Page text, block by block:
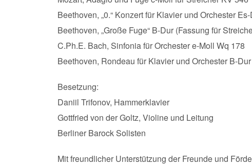
Beethoven, „0.“ Konzert für Klavier und Orchester
Beethoven, „Große Fuge“ B-Dur (Fassung für
C.Ph.E. Bach, Sinfonia für Orchester e-Moll Wq 178
Beethoven, Rondeau für Klavier und Orchester B-
Besetzung:
Daniil Trifonov, Hammerklavier
Gottfried von der Goltz, Violine und Leitung
Berliner Barock Solisten
Mit freundlicher Unterstützung der Freunde und